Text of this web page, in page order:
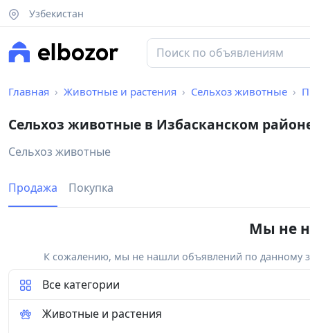
Узбекистан
Главная Животные и растения Сельхоз животные
Сельхоз животные в Избасканском
Сельхоз животные
Продажа Покупка
Мы не
К сожалению, мы не нашли объявлений по данному
Все категории
Животные и растения